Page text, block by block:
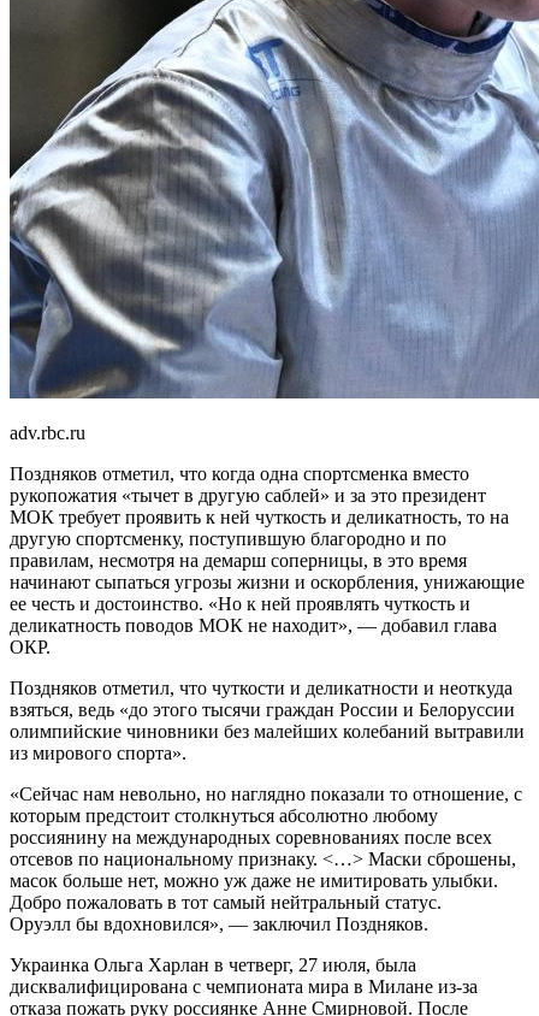
adv.rbc.ru
Поздняков отметил, что когда одна спортсменка вместо
рукопожатия «тычет в другую саблей» и за это президент
МОК требует проявить к ней чуткость и деликатность, то на
другую спортсменку, поступившую благородно и по
правилам, несмотря на демарш соперницы, в это время
начинают сыпаться угрозы жизни и оскорбления, унижающие
ее честь и достоинство. «Но к ней проявлять чуткость и
деликатность поводов МОК не находит», — добавил глава
ОКР.
Поздняков отметил, что чуткости и деликатности и неоткуда
взяться, ведь «до этого тысячи граждан России и Белоруссии
олимпийские чиновники без малейших колебаний вытравили
из мирового спорта».
«Сейчас нам невольно, но наглядно показали то отношение, с
которым предстоит столкнуться абсолютно любому
россиянину на международных соревнованиях после всех
отсевов по национальному признаку. <…> Маски сброшены,
масок больше нет, можно уж даже не имитировать улыбки.
Добро пожаловать в тот самый нейтральный статус.
Оруэлл бы вдохновился», — заключил Поздняков.
Украинка Ольга Харлан в четверг, 27 июля, была
дисквалифицирована с чемпионата мира в Милане из-за
отказа пожать руку россиянке Анне Смирновой. После